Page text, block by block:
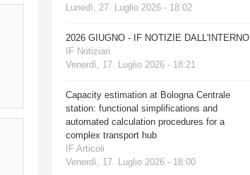
Lunedì, 27. Luglio 2026 - 18:02
2026 GIUGNO - IF NOTIZIE DALL'INTERNO
IF Notiziari
Venerdì, 17. Luglio 2026 - 18:21
Capacity estimation at Bologna Centrale
station: functional simplifications and
automated calculation procedures for a
complex transport hub
IF Articoli
Venerdì, 17. Luglio 2026 - 18:00